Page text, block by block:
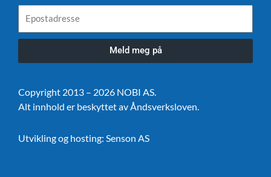
Epostadresse
Meld meg på
Copyright 2013 – 2026 NOBI AS.
Alt innhold er beskyttet av Åndsverksloven.
Utvikling og hosting: Senson AS